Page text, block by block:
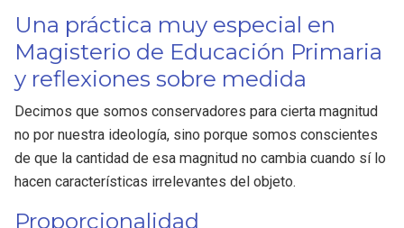
Una práctica muy especial en
Magisterio de Educación Primaria
y reflexiones sobre medida
Decimos que somos conservadores para cierta magnitud
no por nuestra ideología, sino porque somos conscientes
de que la cantidad de esa magnitud no cambia cuando sí lo
hacen características irrelevantes del objeto.
Proporcionalidad